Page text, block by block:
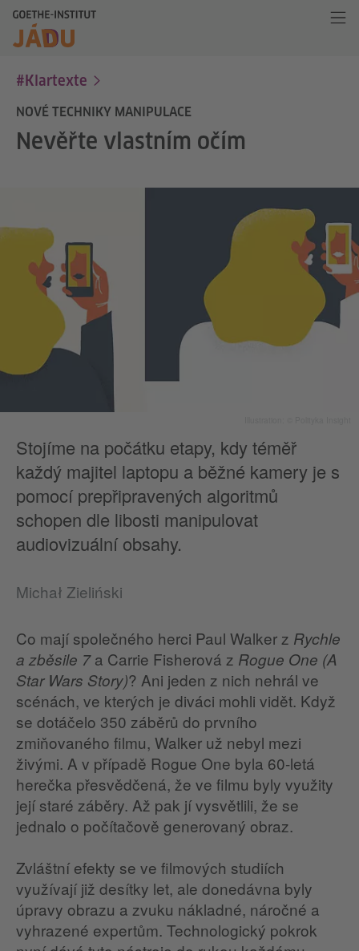
#Klartexte
NOVÉ TECHNIKY MANIPULACE
Nevěřte vlastním očím
Stojíme na počátku etapy, kdy téměř
každý majitel laptopu a běžné kamery je s
pomocí prepřipravených algoritmů
schopen dle libosti manipulovat
audiovizuální obsahy.
Michał Zieliński
Co mají společného herci Paul Walker z Rychle
a zběsile 7a Carrie Fisherová z Rogue One (A
Star Wars Story)? Ani jeden z nich nehrál ve
scénách, ve kterých je diváci mohli vidět. Když
se dotáčelo 350 záběrů do prvního
zmiňovaného filmu, Walker už nebyl mezi
živými. A v případě Rogue One byla 60-letá
herečka přesvědčená, že ve filmu byly využity
její staré záběry. Až pak jí vysvětlili, že se
jednalo o počítačově generovaný obraz.
Zvláštní efekty se ve filmových studiích
využívají již desítky let, ale donedávna byly
úpravy obrazu a zvuku nákladné, náročné a
vyhrazené expertům. Technologický pokrok